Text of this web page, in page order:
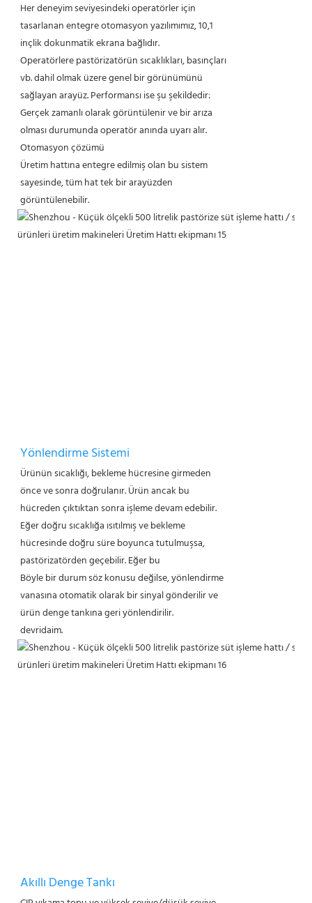
Her deneyim seviyesindeki operatörler için
tasarlanan entegre otomasyon yazılımımız, 10,1
inçlik dokunmatik ekrana bağlıdır.
Operatörlere pastörizatörün sıcaklıkları, basınçları
vb. dahil olmak üzere genel bir görünümünü
sağlayan arayüz. Performansı ise şu şekildedir:
Gerçek zamanlı olarak görüntülenir ve bir arıza
olması durumunda operatör anında uyarı alır.
Otomasyon çözümü
Üretim hattına entegre edilmiş olan bu sistem
sayesinde, tüm hat tek bir arayüzden
görüntülenebilir.
Yönlendirme Sistemi
Ürünün sıcaklığı, bekleme hücresine girmeden
önce ve sonra doğrulanır. Ürün ancak bu
hücreden çıktıktan sonra işleme devam edebilir.
Eğer doğru sıcaklığa ısıtılmış ve bekleme
hücresinde doğru süre boyunca tutulmuşsa,
pastörizatörden geçebilir. Eğer bu
Böyle bir durum söz konusu değilse, yönlendirme
vanasına otomatik olarak bir sinyal gönderilir ve
ürün denge tankına geri yönlendirilir.
devridaim.
Akıllı Denge Tankı